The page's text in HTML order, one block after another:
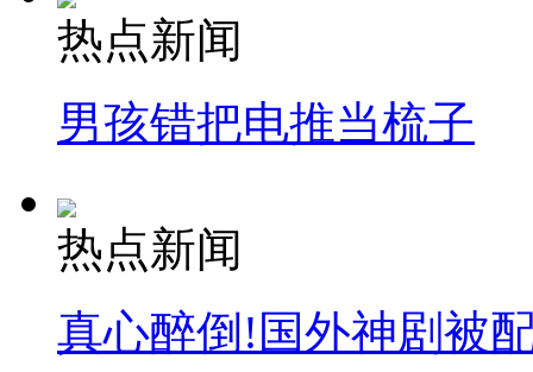
热点新闻
男孩错把电推当梳子
热点新闻
真心醉倒!国外神剧被